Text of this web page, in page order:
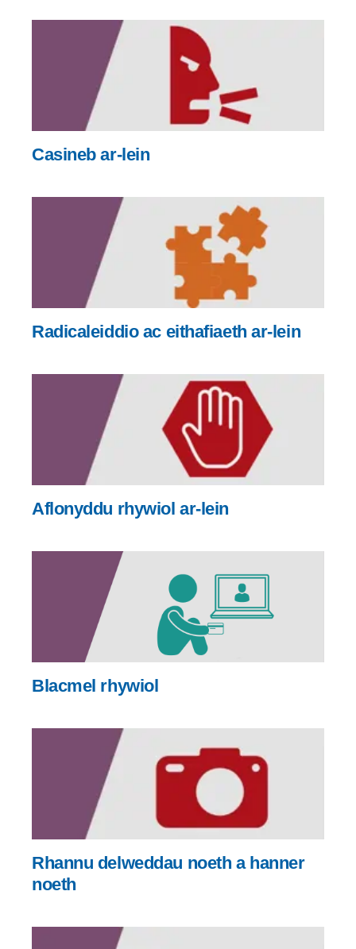
Casineb ar-lein
Radicaleiddio ac eithafiaeth ar-lein
Aflonyddu rhywiol ar-lein
Blacmel rhywiol
Rhannu delweddau noeth a hanner
noeth